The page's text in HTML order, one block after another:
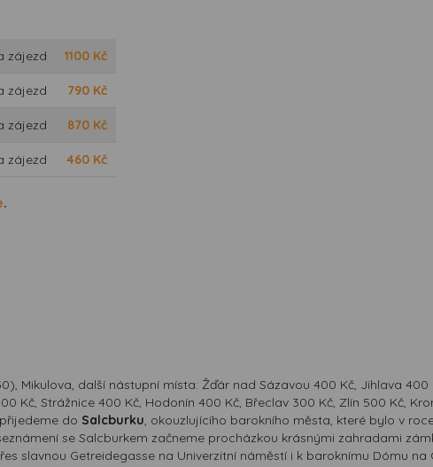
zájezd 1100 Kč
zájezd 790 Kč
zájezd 870 Kč
zájezd 460 Kč
.
Mikulova, další nástupní místa: Žďár nad Sázavou 400 Kč, Jihlava 400
Kč, Strážnice 400 Kč, Hodonín 400 Kč, Břeclav 300 Kč, Zlín 500 Kč,
do Salcburku, okouzlujícího barokního města, které bylo v
se Salcburkem začneme procházkou krásnými zahradami
slavnou Getreidegasse na Univerzitní náměstí i k baroknímu Dómu